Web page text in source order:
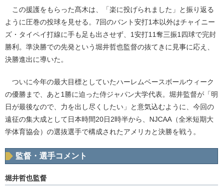
この援護をもらった髙木は、「楽に投げられました」と振り返る
ように圧巻の投球を見せる。7回のバント安打1本以外はチャイニー
ズ・タイペイ打線に手も足も出させず、1安打11奪三振1四球で完封
勝利。準決勝での先発という堀井哲也監督の抜てきに見事に応え、
決勝進出に導いた。
ついに今年の最大目標としていたハーレムベースボールウィーク
の優勝まで、あと1勝に迫った侍ジャパン大学代表。堀井監督が「明
日が最後なので、力を出し尽くしたい」と意気込むように、今回の
遠征の集大成として日本時間20日2時半から、NJCAA（全米短期大
学体育協会）の選抜選手で構成されたアメリカと決勝を戦う。
監督・選手コメント
堀井哲也監督